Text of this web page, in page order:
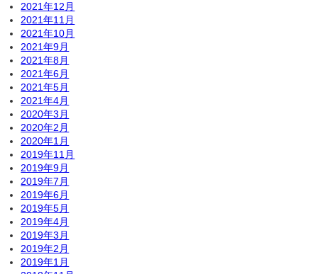
2021年12月
2021年11月
2021年10月
2021年9月
2021年8月
2021年6月
2021年5月
2021年4月
2020年3月
2020年2月
2020年1月
2019年11月
2019年9月
2019年7月
2019年6月
2019年5月
2019年4月
2019年3月
2019年2月
2019年1月